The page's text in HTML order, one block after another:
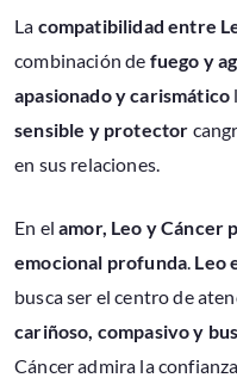
La compatibilidad entre
combinación de fuego y
apasionado y carismático
sensible y protector
en sus relaciones.
En elamor, Leo y Cáncer
emocional profunda. Leo
busca ser el centro de
cariñoso, compasivo y
Cáncer admira la